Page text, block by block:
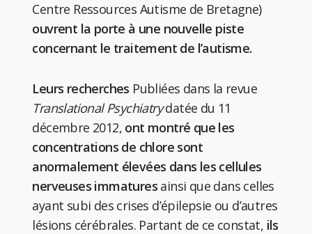
Centre Ressources Autisme de Bretagne)
ouvrent la porte à une nouvelle piste
concernant le traitement de l’autisme.
Leurs recherches Publiées dans la revue
Translational Psychiatrydatée du 11
décembre 2012, ont montré que les
concentrations de chlore sont
anormalement élevées dans les cellules
nerveuses immaturesainsi que dans celles
ayant subi des crises d’épilepsie ou d’autres
lésions cérébrales. Partant de ce constat, ils